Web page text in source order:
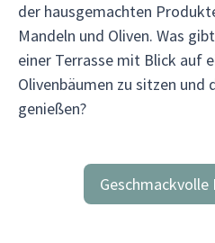
der hausgemachten
Mandeln und Oliven. Was
einer Terrasse mit Blick auf
Olivenbäumen zu sitzen
genießen?
Geschmackvolle